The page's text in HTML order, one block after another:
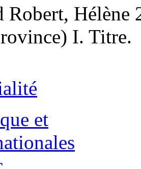
Robert,
I. Titre.